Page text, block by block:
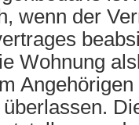
wenn der
Wohnung